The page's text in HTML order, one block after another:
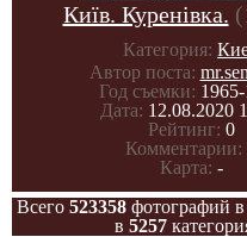
Київ. Куренівка.
Категория:
Автор поста:
Год съемки:
Дата: 12.08.2020
Рейтинг: 0
Комментарии:
Карта: -
Всего 523358фотографий в
в 5257